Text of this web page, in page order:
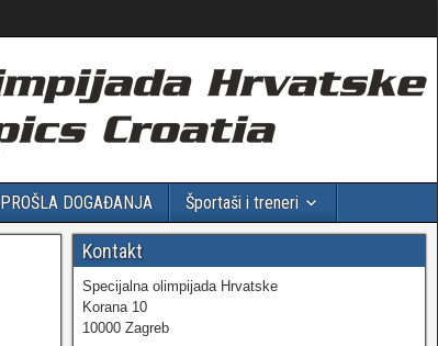
PROŠLA DOGAĐANJA Športaši i treneri
Kontakt
Specijalna olimpijada Hrvatske
Korana 10
10000 Zagreb